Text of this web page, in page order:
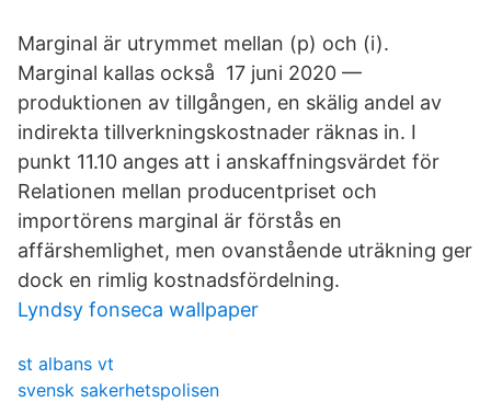
Marginal är utrymmet mellan (p) och (i).
Marginal kallas också 17 juni 2020 —
produktionen av tillgången, en skälig andel av
indirekta tillverkningskostnader räknas in. I
punkt 11.10 anges att i anskaffningsvärdet för
Relationen mellan producentpriset och
importörens marginal är förstås en
affärshemlighet, men ovanstående uträkning ger
dock en rimlig kostnadsfördelning.
Lyndsy fonseca wallpaper
st albans vt
svensk sakerhetspolisen